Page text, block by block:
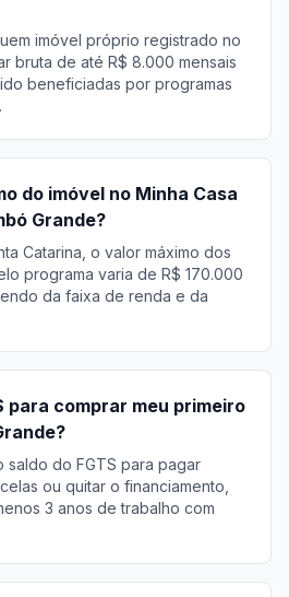
imóvel próprio registrado no
bruta de até R$ 8.000 mensais
beneficiadas por programas
do imóvel no Minha Casa
Grande?
Catarina, o valor máximo dos
programa varia de R$ 170.000
da faixa de renda e da
para comprar meu primeiro
saldo do FGTS para pagar
ou quitar o financiamento,
3 anos de trabalho com